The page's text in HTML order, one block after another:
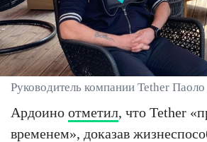
Руководитель компании Tether
Ардоино отметил, что Tether
временем», доказав